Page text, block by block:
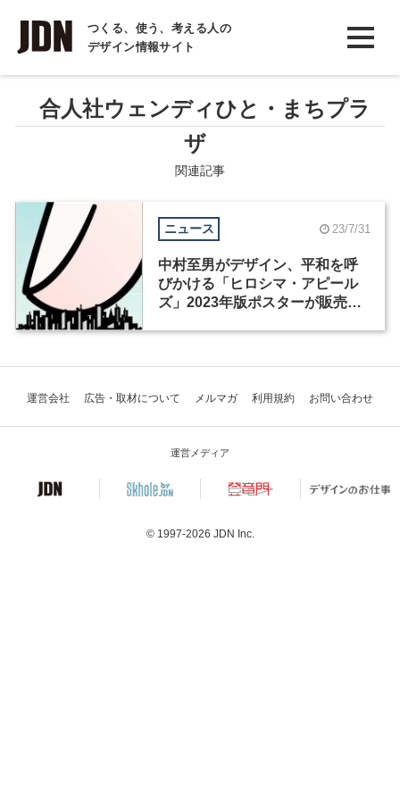
つくる、使う、考える人の
デザイン情報サイト
INTERVIEW
インタビュー
REPORT
レポート
合人社ウェンディひと・まちプラ
ザ
関連記事
ニュース 23/7/31
中村至男がデザイン、平和を呼
びかける「ヒロシマ・アピール
ズ」2023年版ポスターが販売開
運営会社 広告・取材について メルマガ 利用規約 お問い合わせ
運営メディア
© 1997-2026 JDN Inc.